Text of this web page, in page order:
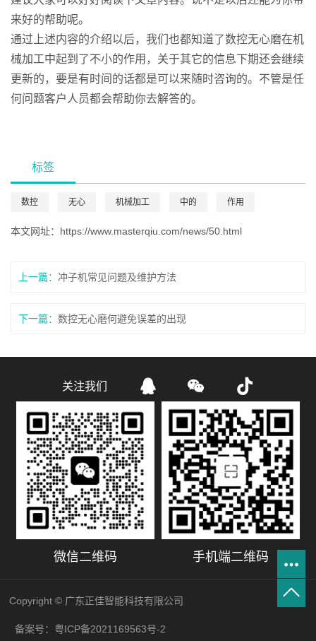
来好的帮助呢。
通过上述内容的介绍以后，我们也都知道了数控无心磨在机
械加工中起到了不小的作用，关于其它的信息下期还会继续
更新的，要是有时间的话都是可以来随时咨询的。不管是任
何问题客户人员都会帮助你去解答的。
标签
数控 无心 机械加工 中的 作用
本文网址： https://www.masterqiu.com/news/50.html
上一篇： 冲子机常见问题及维护方法
下一篇： 数控无心磨何避免误差的出现
关注我们   
微信二维码 手机端二维码
Copyright © 广东正佳智能科技有限公司
备案号：粤ICP备2021169563号-2